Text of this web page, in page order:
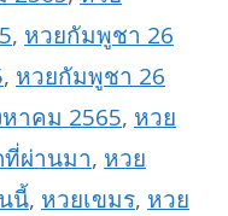
, หวยกัมพูชา 26
, หวยกัมพูชา 26
าคม 2565, หวย
ผ่านมา, หวย
นี้, หวยเขมร, หวย